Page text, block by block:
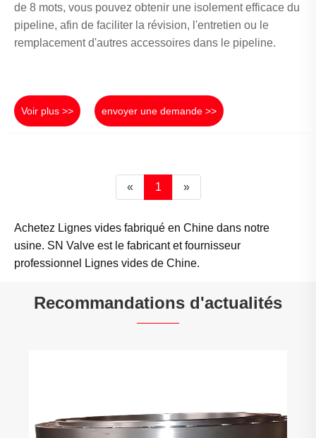
de 8 mots, vous pouvez obtenir une isolement efficace du
pipeline, afin de faciliter la révision, l'entretien ou le
remplacement d'autres accessoires dans le pipeline.
Voir plus >> envoyer une demande >>
« 1 »
Achetez Lignes vides fabriqué en Chine dans notre
usine. SN Valve est le fabricant et fournisseur
professionnel Lignes vides de Chine.
Recommandations d'actualités
l’industrie pour les
fabrication